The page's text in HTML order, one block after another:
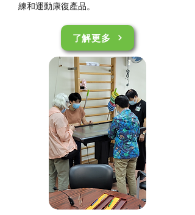
練和運動康復產品。
了解更多